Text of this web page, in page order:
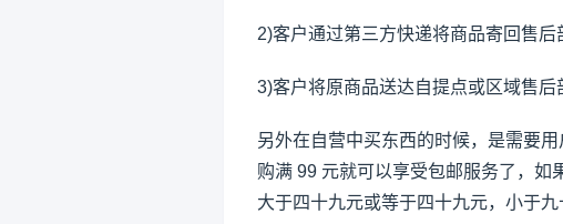
2)客户通过第三方快递将商品寄回售后
3)客户将原商品送达自提点或区域售后
另外在自营中买东西的时候，是需要
购满 99 元就可以享受包邮服务了，如
大于四十九元或等于四十九元，小于九